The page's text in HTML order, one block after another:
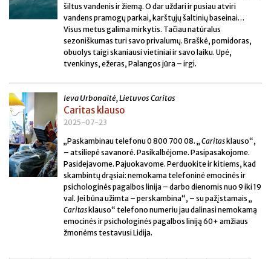
šiltus vandenis ir žiemą. O dar uždari ir pusiau atviri
vandens pramogų parkai, karštųjų šaltinių baseinai…
Visus metus galima mirkytis. Tačiau natūralus
sezoniškumas turi savo privalumų. Braškė, pomidoras,
obuolys taigi skaniausi vietiniai ir savo laiku. Upė,
tvenkinys, ežeras, Palangos jūra – irgi.
Ieva Urbonaitė, Lietuvos Caritas
Caritas klauso
2025-07-23
„Paskambinau telefonu 0 800 700 08. „ Caritas klauso“,
– atsiliepė savanorė. Pasikalbėjome. Pasipasakojome.
Pasidejavome. Pajuokavome. Perduokite ir kitiems, kad
skambintų drąsiai: nemokama telefoninė emocinės ir
psichologinės pagalbos linija – darbo dienomis nuo 9 iki 19
val. Jei būna užimta – perskambina“, – su pažįstamais „
Caritas klauso“ telefono numeriu jau dalinasi nemokamą
emocinės ir psichologinės pagalbos liniją 60+ amžiaus
žmonėms testavusi Lidija.